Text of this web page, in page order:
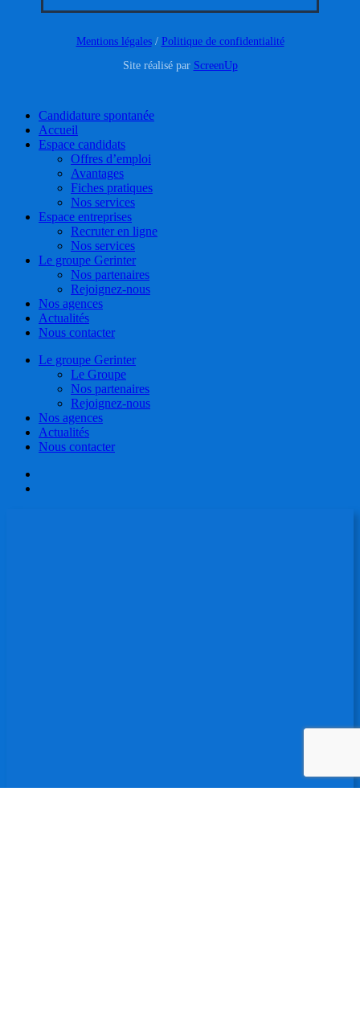
Mentions légales/ Politique de confidentialité
Site réalisé par ScreenUp
Close
Menu
Candidature spontanée
Accueil
Espace candidats
Offres d’emploi
Avantages
Fiches pratiques
Nos services
Espace entreprises
Recruter en ligne
Nos services
Le groupe Gerinter
Nos partenaires
Rejoignez-nous
Nos agences
Actualités
Nous contacter
Le groupe Gerinter
Le Groupe
Nos partenaires
Rejoignez-nous
Nos agences
Actualités
Nous contacter